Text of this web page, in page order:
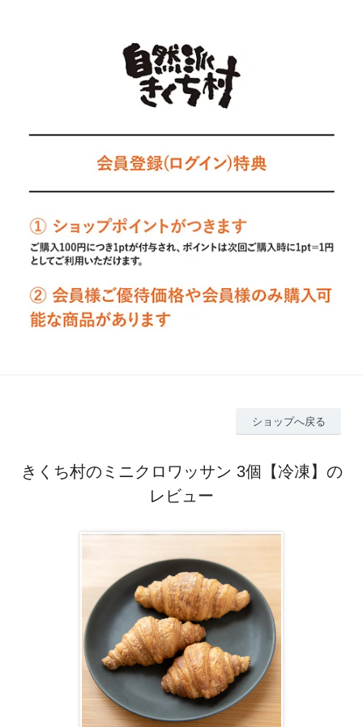
ショップへ戻る
きくち村のミニクロワッサン 3個【冷凍】の
レビュー